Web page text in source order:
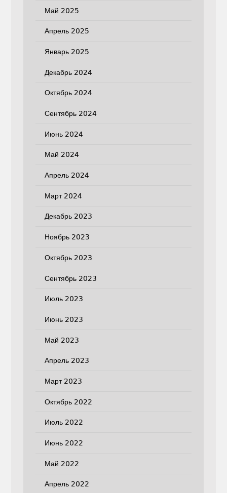
Май 2025
Апрель 2025
Январь 2025
Декабрь 2024
Октябрь 2024
Сентябрь 2024
Июнь 2024
Май 2024
Апрель 2024
Март 2024
Декабрь 2023
Ноябрь 2023
Октябрь 2023
Сентябрь 2023
Июль 2023
Июнь 2023
Май 2023
Апрель 2023
Март 2023
Октябрь 2022
Июль 2022
Июнь 2022
Май 2022
Апрель 2022